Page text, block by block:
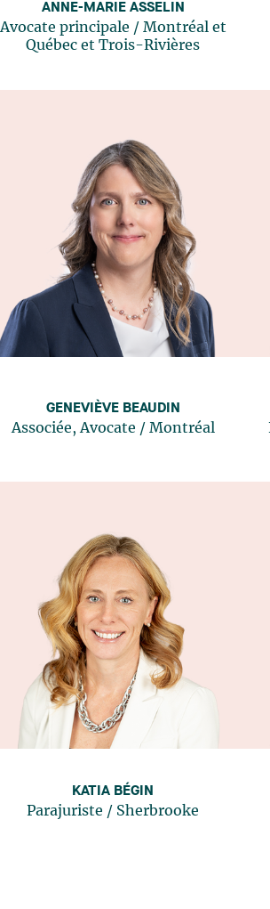
ANNE-MARIE ASSELIN
Avocate principale / Montréal
et
Québec et Trois-Rivières
GENEVIÈVE BEAUDIN
Associée, Avocate / Montréal
KATIA BÉGIN
Parajuriste / Sherbrooke